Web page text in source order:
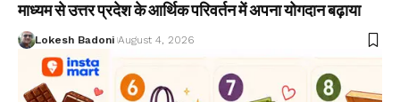
माध्यम से उत्तर प्रदेश के आर्थिक परिवर्तन में अपना योगदान बढ़ाया
Lokesh Badoni August 4, 2026